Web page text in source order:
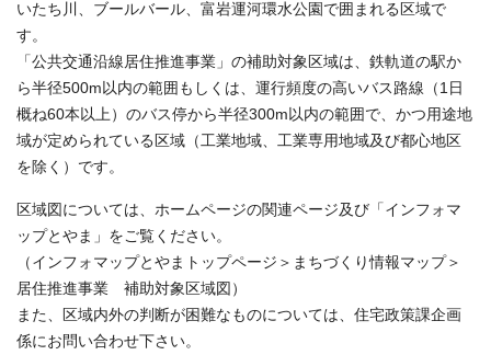
いたち川、ブールバール、富岩運河環水公園で囲まれる区域で
す。
「公共交通沿線居住推進事業」の補助対象区域は、鉄軌道の駅か
ら半径500m以内の範囲もしくは、運行頻度の高いバス路線（1日
概ね60本以上）のバス停から半径300m以内の範囲で、かつ用途地
域が定められている区域（工業地域、工業専用地域及び都心地区
を除く）です。
区域図については、ホームページの関連ページ及び「インフォマ
ップとやま」をご覧ください。
（インフォマップとやまトップページ＞まちづくり情報マップ＞
居住推進事業 補助対象区域図）
また、区域内外の判断が困難なものについては、住宅政策課企画
係にお問い合わせ下さい。